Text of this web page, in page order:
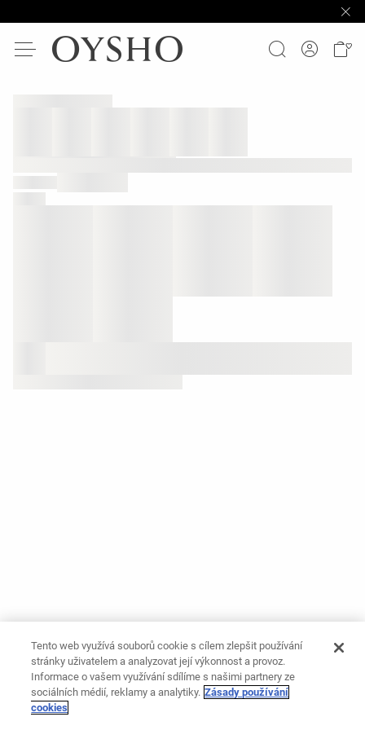
Tento web využívá souborů cookie s cílem zlepšit používání
stránky uživatelem a analyzovat její výkonnost a provoz.
Informace o vašem využívání sdílíme s našimi partnery ze
sociálních médií, reklamy a analytiky. Zásady používání
cookies